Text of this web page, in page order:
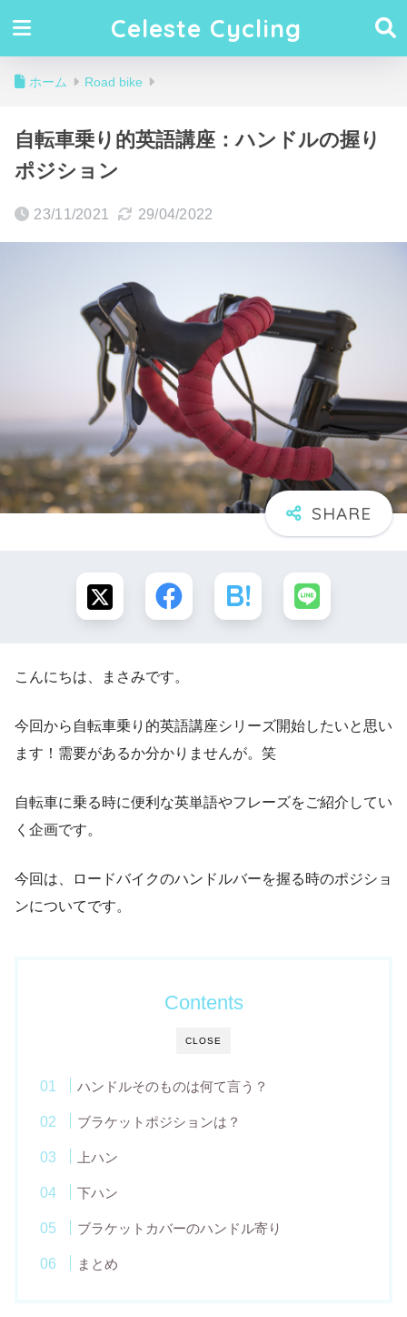
Celeste Cycling
ホーム Road bike
自転車乗り的英語講座：ハンドルの握り
ポジション
23/11/2021 29/04/2022
こんにちは、まさみです。
今回から自転車乗り的英語講座シリーズ開始したいと思い
ます！需要があるか分かりませんが。笑
自転車に乗る時に便利な英単語やフレーズをご紹介してい
く企画です。
今回は、ロードバイクのハンドルバーを握る時のポジショ
ンについてです。
CLOSE
Contents
ハンドルそのものは何て言う？
ブラケットポジションは？
上ハン
下ハン
ブラケットカバーのハンドル寄り
まとめ